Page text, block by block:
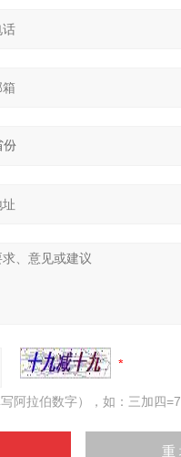
阿拉伯数字），如：三加四=7